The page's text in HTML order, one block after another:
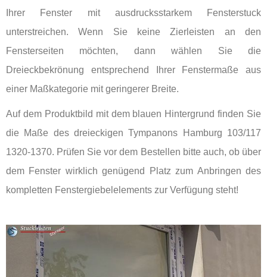
Ihrer Fenster mit ausdrucksstarkem Fensterstuck
unterstreichen. Wenn Sie keine Zierleisten an den
Fensterseiten möchten, dann wählen Sie die
Dreieckbekrönung entsprechend Ihrer Fenstermaße aus
einer Maßkategorie mit geringerer Breite.
Auf dem Produktbild mit dem blauen Hintergrund finden Sie
die Maße des dreieckigen Tympanons Hamburg 103/117
1320-1370. Prüfen Sie vor dem Bestellen bitte auch, ob über
dem Fenster wirklich genügend Platz zum Anbringen des
kompletten Fenstergiebelelements zur Verfügung steht!